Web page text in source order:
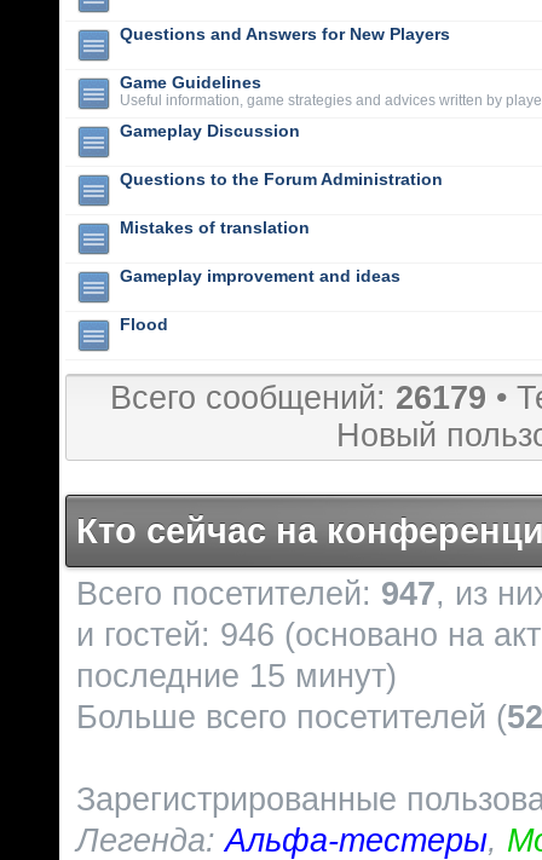
Questions and Answers for New Players
Game Guidelines
Useful information, game strategies and advices written by
Gameplay Discussion
Questions to the Forum Administration
Mistakes of translation
Gameplay improvement and ideas
Flood
Всего сообщений: 26179 •
Новый
Кто сейчас на
Всего посетителей: 947, из
и гостей: 946 (основано на
последние 15 минут)
Больше всего посетителей (
Зарегистрированные
Легенда:Альфа-тестеры,